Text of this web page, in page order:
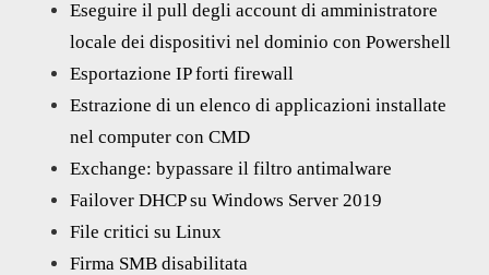
Eseguire il pull degli account di amministratore
locale dei dispositivi nel dominio con Powershell
Esportazione IP forti firewall
Estrazione di un elenco di applicazioni installate
nel computer con CMD
Exchange: bypassare il filtro antimalware
Failover DHCP su Windows Server 2019
File critici su Linux
Firma SMB disabilitata